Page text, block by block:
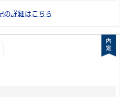
の詳細はこちら